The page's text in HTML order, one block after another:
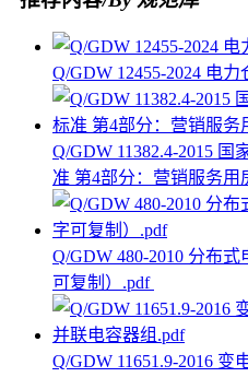
Q/GDW 12455-2024 电
Q/GDW 11382.4-2015
准 第4部分：营销服务用
Q/GDW 480-2010 分布
可复制）.pdf
Q/GDW 11651.9-2016